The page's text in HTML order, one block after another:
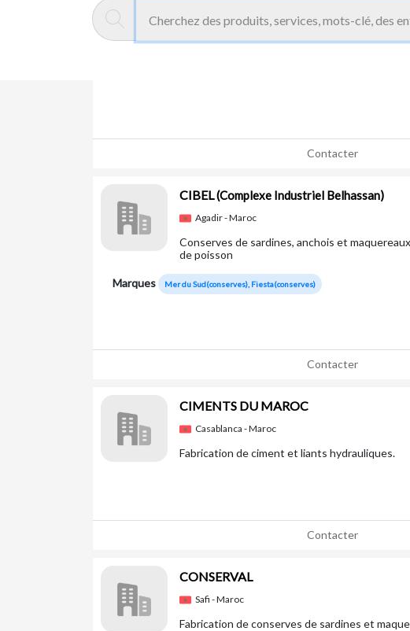
ALIMANI
Meknès - Maroc
Contacter
CIBEL (Complexe Industriel Belhassan)
Agadir - Maroc
Conserves de sardines, anchois et
de poisson
Marques Mer du Sud(conserves), Fiesta(conserves)
Contacter
CIMENTS DU MAROC
Casablanca - Maroc
Fabrication de ciment et liants hydrauliques.
Contacter
CONSERVAL
Safi - Maroc
Fabrication de conserves de sardines et